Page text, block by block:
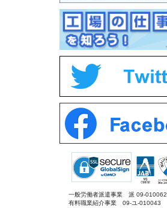
一般労働者派遣事業 派 09-010062
有料職業紹介事業 09-ユ-010043